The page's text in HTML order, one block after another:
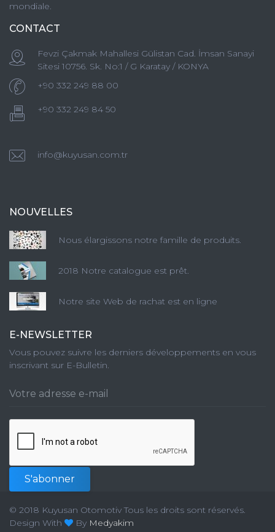
mondiale.
CONTACT
Fevzi Çakmak Mahallesi Gülistan Cad. İmsan Sanayi
Sitesi 10756. Sk. No:1 / G Karatay / KONYA
+90 332 249 88 00
+90 332 249 84 50
info@kuyusan.com.tr
NOUVELLES
Nous élargissons notre famille de produits.
2018 Notre catalogue est prêt.
Notre site Web de rachat est en ligne
E-NEWSLETTER
Vous pouvez suivre les derniers développements en vous
inscrivant sur E-Bulletin.
S'abonner
© 2018 Kuyusan Otomotiv Tous les droits sont réservés.
Design With
By Medyakim